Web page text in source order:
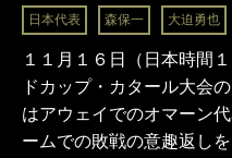
日本代表 森保一 大迫勇也
１１月１６日（日本時間
ドカップ・カタール大会
はアウェイでのオマーン
ームでの敗戦の意趣返し